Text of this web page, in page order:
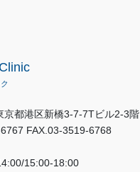
京都港区新橋3-7-7Tビル2-3階
FAX.03-3519-6768
15:00-18:00